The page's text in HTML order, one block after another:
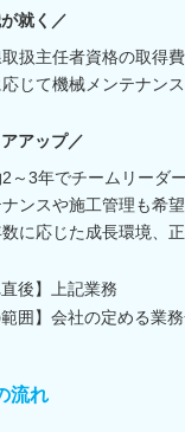
就く／
扱主任者資格の取得
じて機械メンテナン
アップ／
2～3年でチームリーダ
ナンスや施工管理も希
数に応じた成長環境、
直後】上記業務
範囲】会社の定める業
流れ